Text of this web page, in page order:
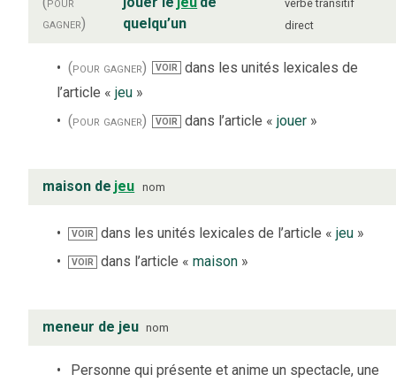
gagner)
quelqu’un
verbe transitif
direct
(pour gagner) VOIR
dans les unités lexicales de
l’article « jeu »
(pour gagner)
VOIR dans l’article « jouer»
maison de jeu nom
VOIR dans les unités lexicales de l’article «jeu »
VOIR dans l’article «maison »
meneur de jeu nom
Personne qui présente et anime un spectacle, une